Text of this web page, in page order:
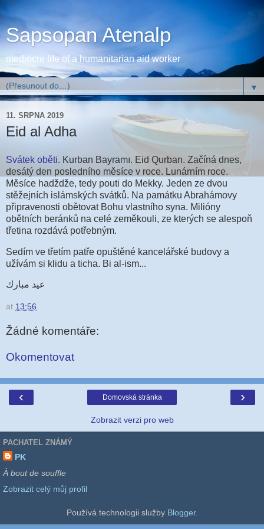
Sapsopan Atenalp
mediocre life of a humanitarian aid worker
▼
11. SRPNA 2019
Eid al Adha
Svátek oběti. Kurban Bayramı. Eid Qurban. Začíná dnes,
desátý den posledního měsíce v roce. Lunárním roce.
Měsíce hadždže, tedy pouti do Mekky. Jeden ze dvou
stěžejních islámských svátků. Na památku Abrahámovy
připravenosti obětovat Bohu vlastního syna. Milióny
obětních beránků na celé zeměkouli, ze kterých se alespoň
třetina rozdává potřebným.
Sedím ve třetím patře opuštěné kancelářské budovy a
užívám si klidu a ticha. Bi al-ism...
عيد مبارك
at 13:56
Žádné komentáře:
Okomentovat
‹ ›
Domovská stránka
Zobrazit verzi pro web
PACHATEL ZNÁMÝ
PK
À bout de souffle
Zobrazit celý můj profil
Používá technologii služby Blogger.